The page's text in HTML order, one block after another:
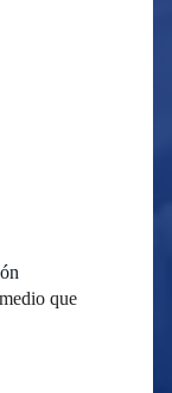
que